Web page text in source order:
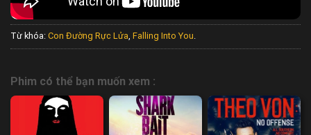
Từ khóa: Con Đường Rực Lửa, Falling Into You.
Phim có thể bạn muốn xem :